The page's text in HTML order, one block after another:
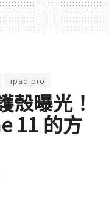
ipad pro
殼曝光！
11 的方